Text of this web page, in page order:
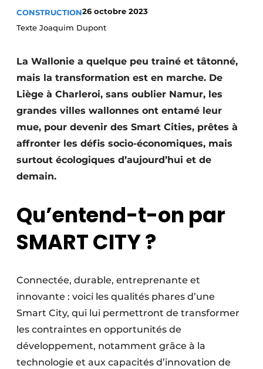
Termes et conditions
Video’s
Construction bois
Contrôle d’accès
Éclairage
Géotextiles
Infrastructures souterraines et égouttage
Protection solaire
Rénovation
Sécurité incendie
Software
CONSTRUCTION26 octobre 2023
Texte Joaquim Dupont
La Wallonie a quelque peu trainé et tâtonné,
mais la transformation est en marche. De
Liège à Charleroi, sans oublier Namur, les
grandes villes wallonnes ont entamé leur
mue, pour devenir des Smart Cities, prêtes à
affronter les défis socio-économiques, mais
surtout écologiques d’aujourd’hui et de
demain.
Qu’entend-t-on par
SMART CITY ?
Connectée, durable, entreprenante et
innovante : voici les qualités phares d’une
Smart City, qui lui permettront de transformer
les contraintes en opportunités de
développement, notamment grâce à la
technologie et aux capacités d’inno­vation de